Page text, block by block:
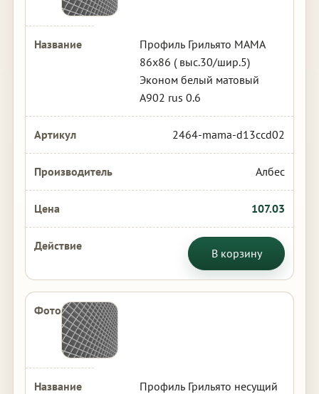
Профиль Грильято МАМА
86х86 ( выс.30/шир.5)
Эконом белый матовый
А902 rus 0.6
2464-mama-d13ccd02
Албес
107.03
В корзину
Профиль Грильято несущий